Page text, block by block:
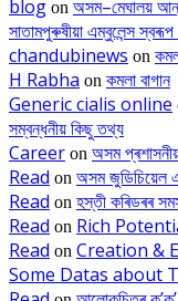
blog on অসম–মেঘালয়
সাতামপুৰুষীয়া এম্বুলেন্স স্বৰূপ
chandubinews on
H Rabha on কমলা বাগান
Generic cialis online
সম্বন্ধনীয় কিছু তথ্য
Career on অসম প্ৰশাসনীয়
Read on অসম জুডিচিয়েল
Read on হস্তী কৰিডৰৰ
Read on Rich
Read on Creation &
Some Datas about